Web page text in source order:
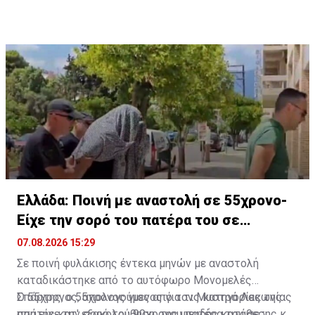
ανθρωποκτονίας, αρπαγή σωφρονιστικού υπαλλήλου
και άλλες εγκληματικές πράξεις, ενώ έχει
καταδικαστεί και για την δολοφονία του Ευάγγελου
Ζαμπούνη στο Νέο Κόσμο.
Ελλάδα: Ποινή με αναστολή σε 55χρονο-
Είχε την σορό του πατέρα του σε
καταψύκτη
07.08.2026 15:29
Σε ποινή φυλάκισης έντεκα μηνών με αναστολή
καταδικάστηκε από το αυτόφωρο Μονομελές
Σπάρτης, ο 55χρονος γιος από τον Μυστρά Λακωνίας
Ο 55χρονος, απολογούμενος για τις κατηγορίες της